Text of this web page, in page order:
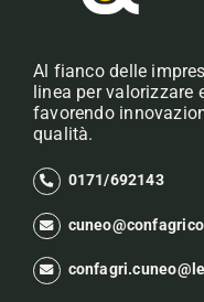
Al fianco delle
linea per valorizzare
favorendo
qualità.
0171/692143